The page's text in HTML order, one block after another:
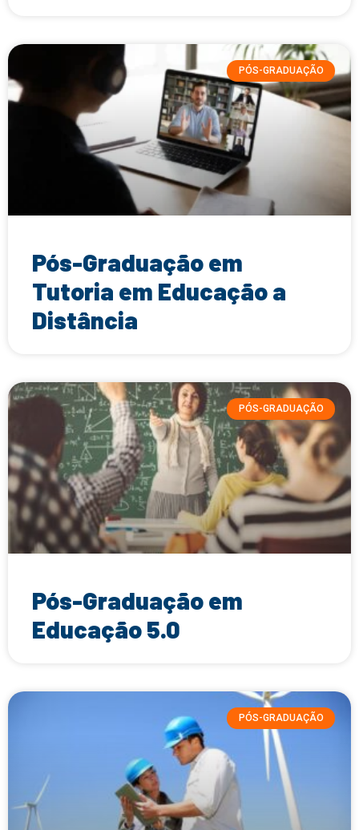
PÓS-GRADUAÇÃO
Pós-Graduação em
Tutoria em Educação a
Distância
PÓS-GRADUAÇÃO
Pós-Graduação em
Educação 5.0
PÓS-GRADUAÇÃO